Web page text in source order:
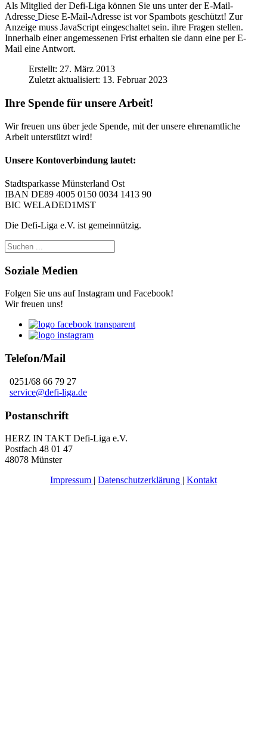
Als Mitglied der Defi-Liga können Sie uns unter der E-Mail-
Adresse Diese E-Mail-Adresse ist vor Spambots geschützt! Zur
Anzeige muss JavaScript eingeschaltet sein. ihre Fragen stellen.
Innerhalb einer angemessenen Frist erhalten sie dann eine per E-
Mail eine Antwort.
Erstellt: 27. März 2013
Zuletzt aktualisiert: 13. Februar 2023
Ihre Spende für unsere Arbeit!
Wir freuen uns über jede Spende, mit der unsere ehrenamtliche
Arbeit unterstützt wird!
Unsere Kontoverbindung lautet:
Stadtsparkasse Münsterland Ost
IBAN DE89 4005 0150 0034 1413 90
BIC WELADED1MST
Die Defi-Liga e.V. ist gemeinnützig.
Soziale Medien
Folgen Sie uns auf Instagram und Facebook!
Wir freuen uns!
Telefon/Mail
0251/68 66 79 27
service@defi-liga.de
Postanschrift
HERZ IN TAKT Defi-Liga e.V.
Postfach 48 01 47
48078 Münster
Impressum | Datenschutzerklärung | Kontakt